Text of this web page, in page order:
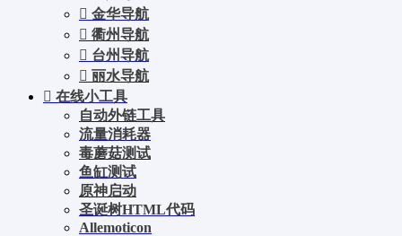
金华导航
衢州导航
台州导航
丽水导航
在线小工具
自动外链工具
流量消耗器
毒蘑菇测试
鱼缸测试
原神启动
圣诞树HTML代码
Allemoticon